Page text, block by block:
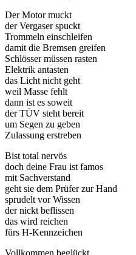
Der Motor muckt
der Vergaser spuckt
Trommeln einschleifen
damit die Bremsen greifen
Schlösser müssen rasten
Elektrik antasten
das Licht nicht geht
weil Masse fehlt
dann ist es soweit
der TÜV steht bereit
um Segen zu geben
Zulassung erstreben
Bist total nervös
doch deine Frau ist famos
mit Sachverstand
geht sie dem Prüfer zur Hand
sprudelt vor Wissen
der nickt beflissen
das wird reichen
fürs H-Kennzeichen
Vollkommen beglückt